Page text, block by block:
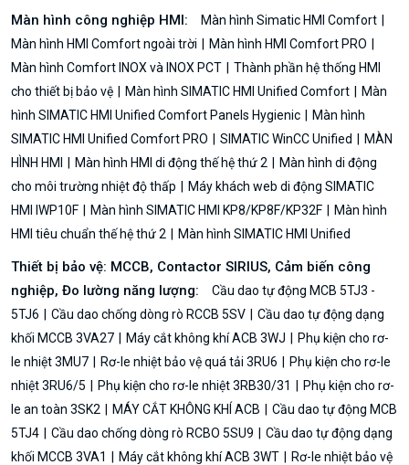
Màn hình công nghiệp HMI:
Màn hình Simatic HMI Comfort
Màn hình HMI Comfort ngoài trời
Màn hình HMI Comfort PRO
Màn hình Comfort INOX và INOX PCT
Thành phần hệ thống HMI
cho thiết bị bảo vệ
Màn hình SIMATIC HMI Unified Comfort
Màn
hình SIMATIC HMI Unified Comfort Panels Hygienic
Màn hình
SIMATIC HMI Unified Comfort PRO
SIMATIC WinCC Unified
MÀN
HÌNH HMI
Màn hình HMI di động thế hệ thứ 2
Màn hình di động
cho môi trường nhiệt độ thấp
Máy khách web di động SIMATIC
HMI IWP10F
Màn hình SIMATIC HMI KP8/KP8F/KP32F
Màn hình
HMI tiêu chuẩn thế hệ thứ 2
Màn hình SIMATIC HMI Unified
Thiết bị bảo vệ: MCCB, Contactor SIRIUS, Cảm biến công
nghiệp, Đo lường năng lượng:
Cầu dao tự động MCB 5TJ3 -
5TJ6
Cầu dao chống dòng rò RCCB 5SV
Cầu dao tự động dạng
khối MCCB 3VA27
Máy cắt không khí ACB 3WJ
Phụ kiện cho rơ-
le nhiệt 3MU7
Rơ-le nhiệt bảo vệ quá tải 3RU6
Phụ kiện cho rơ-le
nhiệt 3RU6/5
Phụ kiện cho rơ-le nhiệt 3RB30/31
Phụ kiện cho rơ-
le an toàn 3SK2
MÁY CẮT KHÔNG KHÍ ACB
Cầu dao tự động MCB
5TJ4
Cầu dao chống dòng rò RCBO 5SU9
Cầu dao tự động dạng
khối MCCB 3VA1
Máy cắt không khí ACB 3WT
Rơ-le nhiệt bảo vệ